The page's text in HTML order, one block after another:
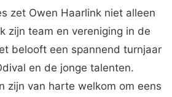
zet Owen Haarlink niet alleen
zijn team en vereniging in de
belooft een spannend turnjaar
en de jonge talenten.
zijn van harte welkom om eens